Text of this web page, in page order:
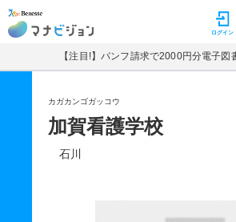
マナビジョン ログイン
【注目!】パンフ請求で2000円分電子図
カガカンゴガッコウ
加賀看護学校
石川